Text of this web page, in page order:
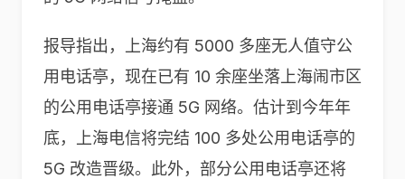
报导指出，上海约有 5000 多座无人值守公
用电话亭，现在已有 10 余座坐落上海闹市区
的公用电话亭接通 5G 网络。估计到今年年
底，上海电信将完结 100 多处公用电话亭的
5G 改造晋级。此外，部分公用电话亭还将